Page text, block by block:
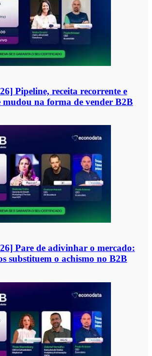
Pipeline, receita recorrente e
mudou na forma de vender B2B
Pare de adivinhar o mercado:
substituem o achismo no B2B